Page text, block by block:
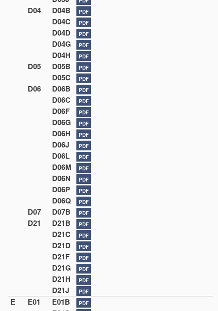
D04 D04B PDF
D04C PDF
D04D PDF
D04G PDF
D04H PDF
D05 D05B PDF
D05C PDF
D06 D06B PDF
D06C PDF
D06F PDF
D06G PDF
D06H PDF
D06J PDF
D06L PDF
D06M PDF
D06N PDF
D06P PDF
D06Q PDF
D07 D07B PDF
D21 D21B PDF
D21C PDF
D21D PDF
D21F PDF
D21G PDF
D21H PDF
D21J PDF
E E01 E01B PDF